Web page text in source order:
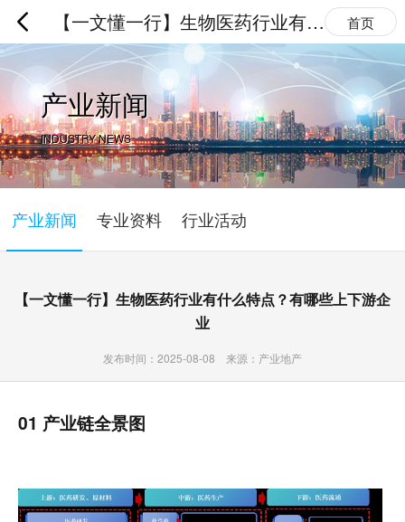
首页
【一文懂一行】生物医药行业有什
么特点？有哪些上下游企业
产业新闻
INDUSTRY NEWS
产业新闻 专业资料 行业活动
【一文懂一行】生物医药行业有什么特点？有哪些上下游企
业
发布时间：2025-08-08 来源：产业地产
01 产业链全景图